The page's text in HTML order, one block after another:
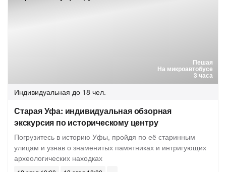
Пешая
На микроавтобусе
3 часа
Индивидуальная до 18 чел.
Старая Уфа: индивидуальная обзорная
экскурсия по историческому центру
Погрузитесь в историю Уфы, пройдя по её старинным
улицам и узнав о знаменитых памятниках и интригующих
археологических находках